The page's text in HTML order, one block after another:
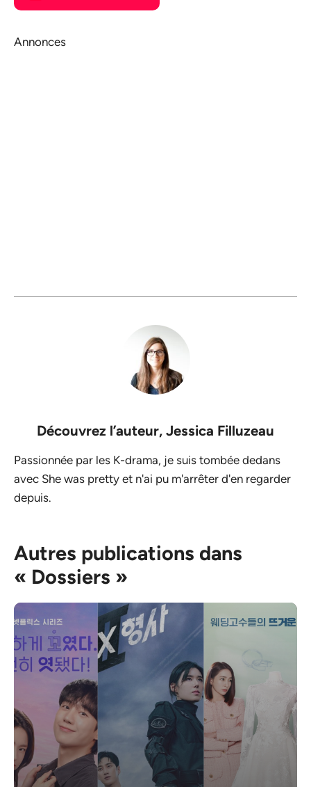
Annonces
Découvrez l’auteur, Jessica Filluzeau
Passionnée par les K-drama, je suis tombée dedans
avec She was pretty et n'ai pu m'arrêter d'en regarder
depuis.
Autres publications dans
« Dossiers »